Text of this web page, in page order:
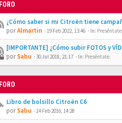
FORO
¿Cómo saber si mi Citroën tiene
porAlmartin -19 Feb 2022, 13:46 - In: Preséntate.
[IMPORTANTE] ¿Cómo subir FOTOS y
porSabu - 30 Jul 2018, 21:17 - In: Preséntate.
FORO
Libro de bolsillo Citroën C6
porSabu -14 Feb 2016, 14:28